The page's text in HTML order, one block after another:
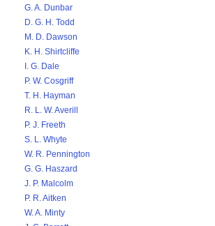
G. A. Dunbar
D. G. H. Todd
M. D. Dawson
K. H. Shirtcliffe
I. G. Dale
P. W. Cosgriff
T. H. Hayman
R. L. W. Averill
P. J. Freeth
S. L. Whyte
W. R. Pennington
G. G. Haszard
J. P. Malcolm
P. R. Aitken
W. A. Minty